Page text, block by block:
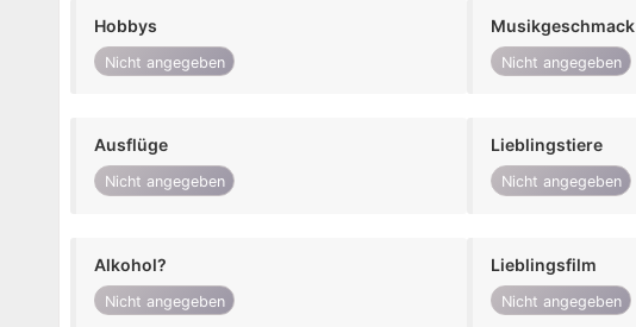
Hobbys
Nicht angegeben
Musikgeschmack
Nicht angegeben
Ausflüge
Nicht angegeben
Lieblingstiere
Nicht angegeben
Alkohol?
Nicht angegeben
Lieblingsfilm
Nicht angegeben